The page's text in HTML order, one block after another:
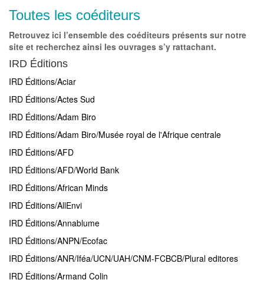
Toutes les coéditeurs
Retrouvez ici l’ensemble des coéditeurs présents sur notre
site et recherchez ainsi les ouvrages s’y rattachant.
IRD Éditions
IRD Éditions/Aciar
IRD Éditions/Actes Sud
IRD Éditions/Adam Biro
IRD Éditions/Adam Biro/Musée royal de l'Afrique centrale
IRD Éditions/AFD
IRD Éditions/AFD/World Bank
IRD Éditions/African Minds
IRD Éditions/AllEnvi
IRD Éditions/Annablume
IRD Éditions/ANPN/Ecofac
IRD Éditions/ANR/Iféa/UCN/UAH/CNM-FCBCB/Plural editores
IRD Éditions/Armand Colin